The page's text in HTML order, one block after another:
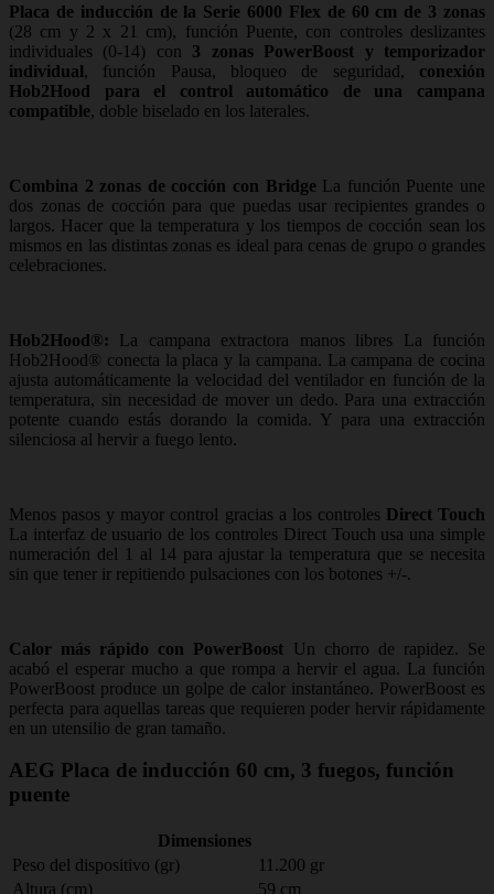
Placa de inducción de la Serie 6000 Flex de 60 cm de 3 zonas
(28 cm y 2 x 21 cm), función Puente, con controles deslizantes
individuales (0-14) con 3 zonas PowerBoost y temporizador
individual, función Pausa, bloqueo de seguridad, conexión
Hob2Hood para el control automático de una campana
compatible, doble biselado en los laterales.
Combina 2 zonas de cocción con Bridge La función Puente une
dos zonas de cocción para que puedas usar recipientes grandes o
largos. Hacer que la temperatura y los tiempos de cocción sean los
mismos en las distintas zonas es ideal para cenas de grupo o grandes
celebraciones.
Hob2Hood®: La campana extractora manos libres La función
Hob2Hood® conecta la placa y la campana. La campana de cocina
ajusta automáticamente la velocidad del ventilador en función de la
temperatura, sin necesidad de mover un dedo. Para una extracción
potente cuando estás dorando la comida. Y para una extracción
silenciosa al hervir a fuego lento.
Menos pasos y mayor control gracias a los controles Direct Touch
La interfaz de usuario de los controles Direct Touch usa una simple
numeración del 1 al 14 para ajustar la temperatura que se necesita
sin que tener ir repitiendo pulsaciones con los botones +/-.
Calor más rápido con PowerBoost Un chorro de rapidez. Se
acabó el esperar mucho a que rompa a hervir el agua. La función
PowerBoost produce un golpe de calor instantáneo. PowerBoost es
perfecta para aquellas tareas que requieren poder hervir rápidamente
en un utensilio de gran tamaño.
AEG Placa de inducción 60 cm, 3 fuegos, función
puente
Dimensiones
Peso del dispositivo (gr)
11.200 gr
Altura (cm)
59 cm